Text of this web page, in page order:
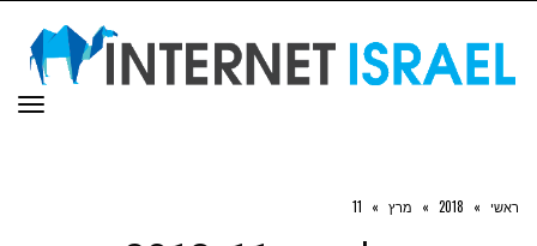
ראשי »
2018
» מרץ »
11